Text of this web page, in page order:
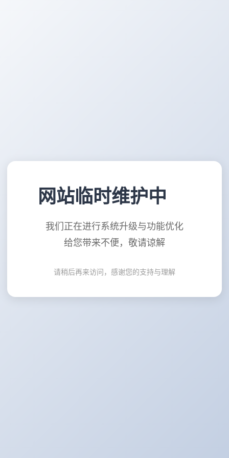
网站临时维护中
我们正在进行系统升级与功能优化
给您带来不便，敬请谅解
请稍后再来访问，感谢您的支持与理解